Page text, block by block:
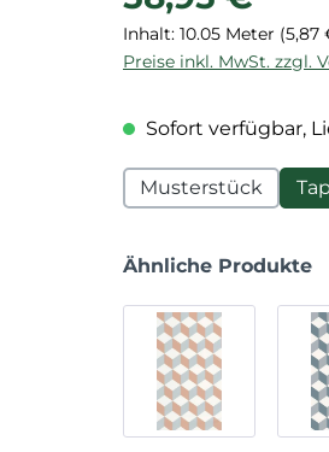
Inhalt: 10.05 Meter (5,87
Preise inkl. MwSt. zzgl.
Sofort verfügbar,
Musterstück
Ähnliche Produkte